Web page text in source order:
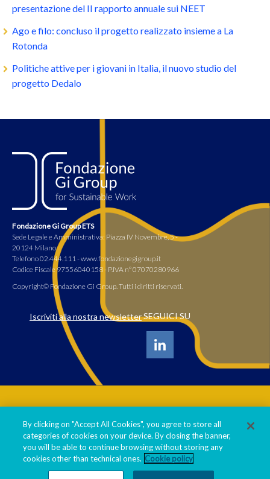
presentazione del II rapporto annuale sui NEET
Ago e filo: concluso il progetto realizzato insieme a La
Rotonda
Politiche attive per i giovani in Italia, il nuovo studio del
progetto Dedalo
Fondazione Gi Group ETS
Sede Legale e Amministrativa: Piazza IV Novembre, 5 -
20124 Milano
Telefono 02.444.111 - www.fondazionegigroup.it
Codice Fiscale 97556040158 - P.IVA n° 07070280966
Copyright© Fondazione Gi Group. Tutti i diritti riservati.
SEGUICI SU
Iscriviti alla nostra newsletter
Cookie policy
Statuto Fondazione
By clicking on "Accept All Cookies", you agree to store all
categories of cookies on your device. By closing the banner,
you will be able to continue browsing without storing any
cookies other than technical ones. Cookie policy